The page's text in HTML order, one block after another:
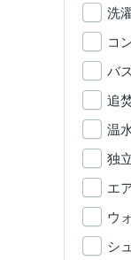
洗
コ
バ
追
温
独
エ
ウ
シ